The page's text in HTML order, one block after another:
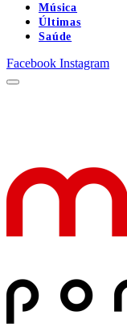
Música
Últimas
Saúde
Facebook Instagram